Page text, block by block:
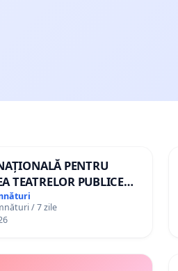
PENTRU
TEATRELOR PUBLICE
DIN ROMÂNIA
/ 7 zile